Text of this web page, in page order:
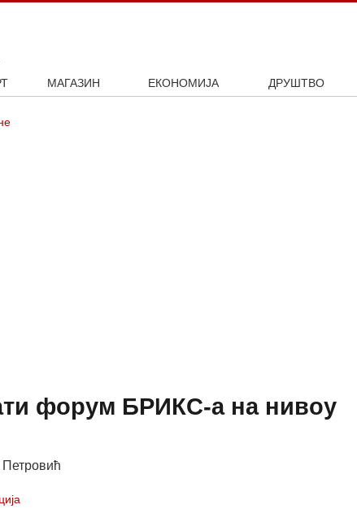
МАГАЗИН
ЕКОНОМИЈА
ДРУШТВО
форум БРИКС-а на нивоу